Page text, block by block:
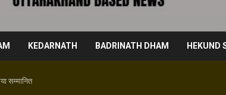
KEDARNATH BADRINATH DHAM HEKUND
सम्मानित